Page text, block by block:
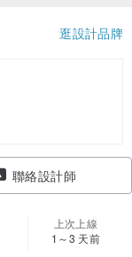
逛設計品牌
聯絡設計師
上次上線
1～3 天前